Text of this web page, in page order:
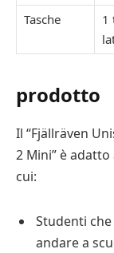
Tasche
1
prodotto
Il “Fjällräven
2 Mini” è
cui:
Studenti
andare a